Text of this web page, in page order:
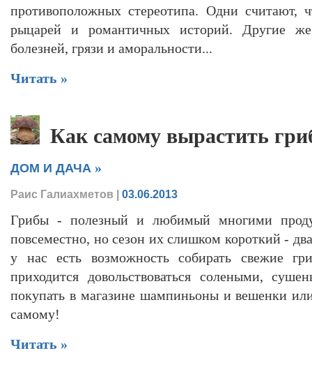
противоположных стереотипа. Одни считают,
рыцарей и романтичных историй. Другие
болезней, грязи и аморальности...
Читать »
Как самому вырастить
ДОМ И ДАЧА »
Раис Галиахметов | 03.06.2013
Грибы - полезный и любимый многими
повсеместно, но сезон их слишком короткий -
у нас есть возможность собирать свежие
приходится довольствоваться солеными,
покупать в магазине шампиньоны и вешенки
самому!
Читать »